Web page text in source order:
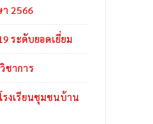
2566
ระดับยอดเยี่ยม
ชาการ
โรงเรียนชุมชนบ้าน